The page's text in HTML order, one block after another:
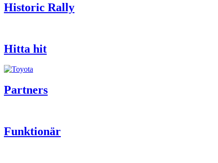
Historic Rally
Hitta hit
Partners
Funktionär